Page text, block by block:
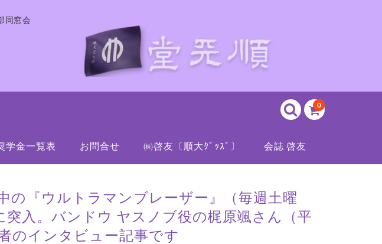
同窓会
0
学金一覧表 お問合せ ㈱啓友〔順大ｸﾞｯｽﾞ〕 会誌 啓友
の『ウルトラマンブレーザー』（毎週土曜
突入。バンドウ ヤスノブ役の梶原颯さん（平
のインタビュー記事です